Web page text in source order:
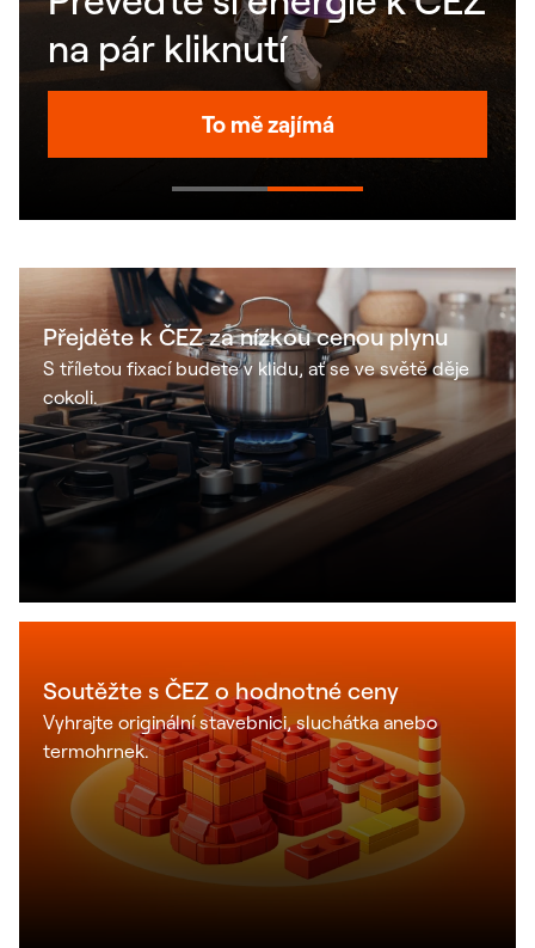
na pár kliknutí
To mě zajímá
Přejděte k ČEZ za nízkou cenou plynu
S tříletou fixací budete v klidu, ať se ve světě děje
cokoli.
Soutěžte s ČEZ o hodnotné ceny
Vyhrajte originální stavebnici, sluchátka anebo
termohrnek.